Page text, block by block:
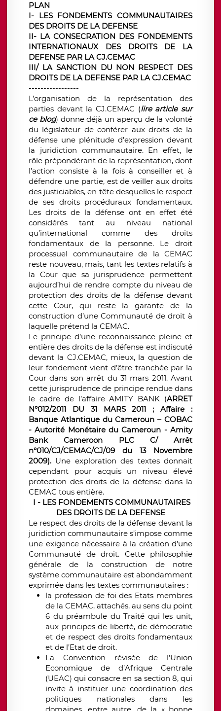
PLAN
I- LES FONDEMENTS COMMUNAUTAIRES
DES DROITS DE LA DEFENSE
II- LA CONSECRATION DES FONDEMENTS
INTERNATIONAUX DES DROITS DE LA
DEFENSE PAR LA CJ.CEMAC
III/ LA SANCTION DU NON RESPECT DES
DROITS DE LA DEFENSE PAR LA CJ.CEMAC
-----------------
L’organisation de la représentation des
parties devant la CJ.CEMAC (lire article sur
ce blog) donne déjà un aperçu de la volonté
du législateur de conférer aux droits de la
défense une plénitude d’expression devant
la juridiction communautaire. En effet, le
rôle prépondérant de la représentation, dont
l’action consiste à la fois à conseiller et à
défendre une partie, est de veiller aux droits
des justiciables, en tête desquelles le respect
de ses droits procéduraux fondamentaux.
Les droits de la défense ont en effet été
considérés tant au niveau national
qu’international comme des droits
fondamentaux de la personne. Le droit
processuel communautaire de la CEMAC
reste nouveau, mais, tant les textes relatifs à
la Cour que sa jurisprudence permettent
aujourd’hui de rendre compte du niveau de
protection des droits de la défense devant
cette Cour, qui reste la garante de la
construction d’une Communauté de droit à
laquelle prétend la CEMAC.
Le principe d’une reconnaissance pleine et
entière des droits de la défense est indiscuté
devant la CJ.CEMAC, mieux, la question de
leur fondement vient d’être tranchée par la
Cour dans son arrêt du 31 mars 2011. Avant
cette jurisprudence de principe rendue dans
le cadre de l’affaire AMITY BANK (ARRET
N°012/2011 DU 31 MARS 2011 ; Affaire :
Banque Atlantique du Cameroun – COBAC
- Autorité Monétaire du Cameroun - Amity
Bank Cameroon PLC C/ Arrêt
n°010/CJ/CEMAC/CJ/09 du 13 Novembre
2009). Une exploration des textes donnait
cependant pour acquis un niveau élevé
protection des droits de la défense dans la
CEMAC tous entière.
I - LES FONDEMENTS COMMUNAUTAIRES
DES DROITS DE LA DEFENSE
Le respect des droits de la défense devant la
juridiction communautaire s’impose comme
une exigence nécessaire à la création d’une
Communauté de droit. Cette philosophie
générale de la construction de notre
système communautaire est abondamment
exprimée dans les textes communautaires :
la profession de foi des Etats membres
de la CEMAC, attachés, au sens du point
6 du préambule du Traité qui les unit,
aux principes de liberté, de démocratie
et de respect des droits fondamentaux
et de l’Etat de droit.
La Convention révisée de l’Union
Economique de d’Afrique Centrale
(UEAC) qui consacre en sa section 8, qui
invite à instituer une coordination des
politiques nationales dans les